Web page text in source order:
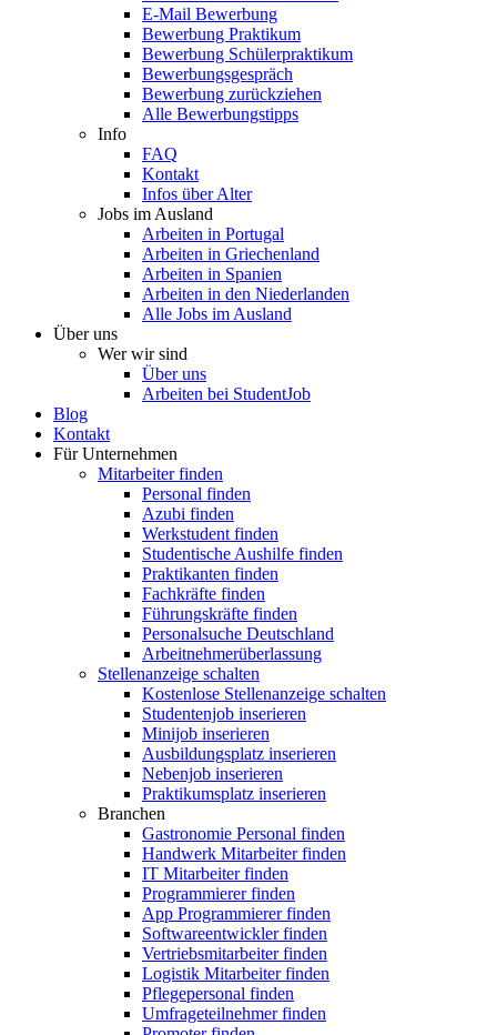
E-Mail Bewerbung
Bewerbung Praktikum
Bewerbung Schülerpraktikum
Bewerbungsgespräch
Bewerbung zurückziehen
Alle Bewerbungstipps
Info
FAQ
Kontakt
Infos über Alter
Jobs im Ausland
Arbeiten in Portugal
Arbeiten in Griechenland
Arbeiten in Spanien
Arbeiten in den Niederlanden
Alle Jobs im Ausland
Über uns
Wer wir sind
Über uns
Arbeiten bei StudentJob
Blog
Kontakt
Für Unternehmen
Mitarbeiter finden
Personal finden
Azubi finden
Werkstudent finden
Studentische Aushilfe finden
Praktikanten finden
Fachkräfte finden
Führungskräfte finden
Personalsuche Deutschland
Arbeitnehmerüberlassung
Stellenanzeige schalten
Kostenlose Stellenanzeige schalten
Studentenjob inserieren
Minijob inserieren
Ausbildungsplatz inserieren
Nebenjob inserieren
Praktikumsplatz inserieren
Branchen
Gastronomie Personal finden
Handwerk Mitarbeiter finden
IT Mitarbeiter finden
Programmierer finden
App Programmierer finden
Softwareentwickler finden
Vertriebsmitarbeiter finden
Logistik Mitarbeiter finden
Pflegepersonal finden
Umfrageteilnehmer finden